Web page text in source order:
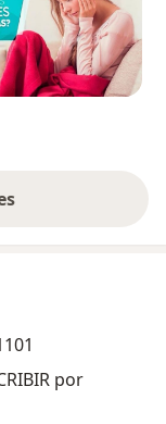
por